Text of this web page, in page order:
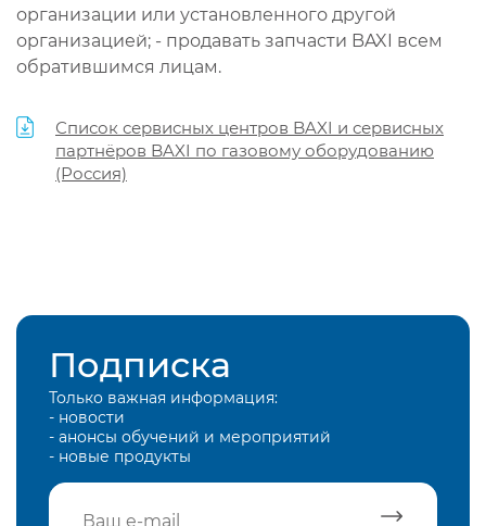
организации или установленного другой
организацией; - продавать запчасти BAXI всем
обратившимся лицам.
Список сервисных центров BAXI и сервисных
партнёров BAXI по газовому оборудованию
(Россия)
Подписка
Только важная информация:
- новости
- анонсы обучений и мероприятий
- новые продукты